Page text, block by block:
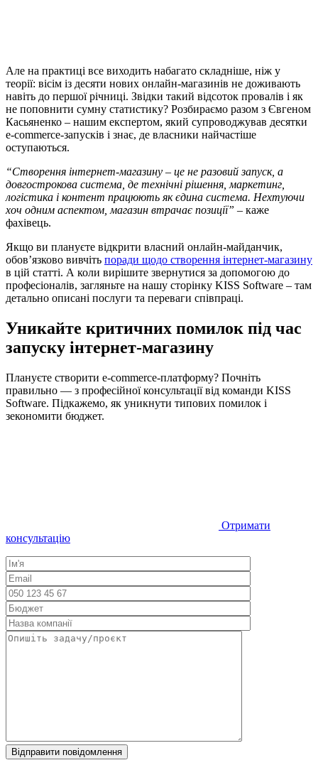
Але на практиці все виходить набагато складніше, ніж у
теорії: вісім із десяти нових онлайн-магазинів не доживають
навіть до першої річниці. Звідки такий відсоток провалів і як
не поповнити сумну статистику? Розбираємо разом з Євгеном
Касьяненко – нашим експертом, який супроводжував десятки
e-commerce-запусків і знає, де власники найчастіше
оступаються.
“Створення інтернет-магазину – це не разовий запуск, а
довгострокова система, де технічні рішення, маркетинг,
логістика і контент працюють як єдина система. Нехтуючи
хоч одним аспектом, магазин втрачає позиції” – каже
фахівець.
Якщо ви плануєте відкрити власний онлайн-майданчик,
обов’язково вивчіть поради щодо створення інтернет-магазину
в цій статті. А коли вирішите звернутися за допомогою до
професіоналів, загляньте на нашу сторінку KISS Software – там
детально описані послуги та переваги співпраці.
Уникайте критичних помилок під час
запуску інтернет-магазину
Плануєте створити e-commerce-платформу? Почніть
правильно — з професійної консультації від команди KISS
Software. Підкажемо, як уникнути типових помилок і
зекономити бюджет.
Отримати
консультацію